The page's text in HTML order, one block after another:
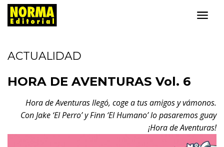
ACTUALIDAD
HORA DE AVENTURAS Vol. 6
Hora de Aventuras llegó, coge a tus amigos y vámonos.
Con Jake ‘El Perro’ y Finn ‘El Humano’ lo pasaremos guay
¡Hora de Aventuras!